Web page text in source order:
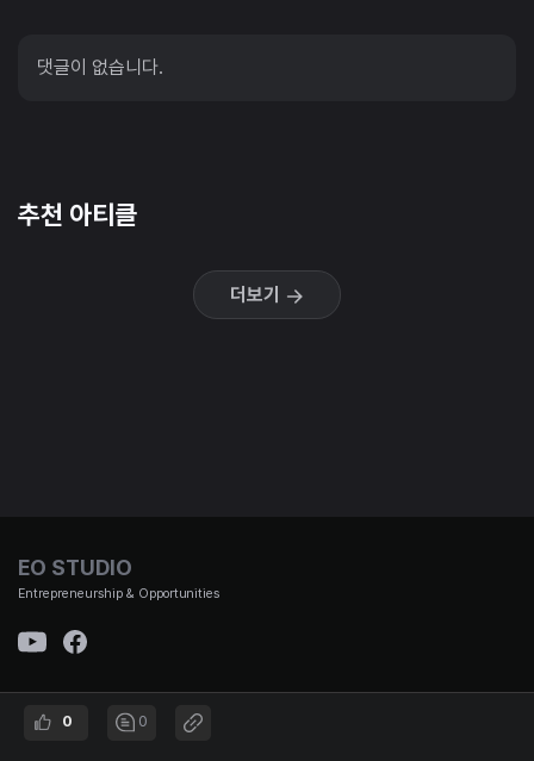
댓글이 없습니다.
추천 아티클
더보기
0 0
EO STUDIO
Entrepreneurship & Opportunities
(주)이오스튜디오 대표이사 : 김태용 | 사업자 번호 : 501-87-01653 통신판매신고번호 : 제